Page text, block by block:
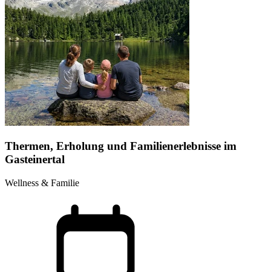
Thermen, Erholung und Familienerlebnisse im
Gasteinertal
Wellness & Familie